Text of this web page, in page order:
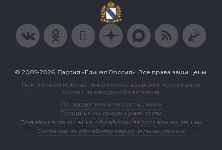
© 2005-2026, Партия «Единая Россия». Все права защищены.
При полном или частичном использовании материалов
ссылка на ресурс обязательна.
Пользовательское соглашение
Политика конфиденциальности
Политика в отношении обработки персональных данных
Согласие на обработку персональных данных